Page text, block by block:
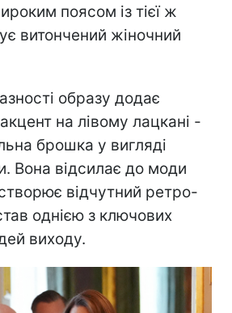
поясом із тієї ж
витончений жіночний
образу додає
на лівому лацкані -
брошка у вигляді
Вона відсилає до моди
відчутний ретро-
однією з ключових
виходу.